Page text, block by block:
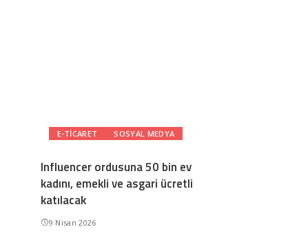
E-TICARET SOSYAL MEDYA
Influencer ordusuna 50 bin ev
kadını, emekli ve asgari ücretli
katılacak
9 Nisan 2026